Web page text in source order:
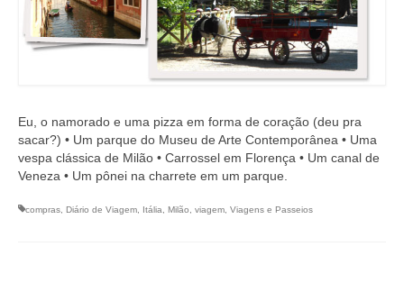
Eu, o namorado e uma pizza em forma de coração (deu pra
sacar?) • Um parque do Museu de Arte Contemporânea • Uma
vespa clássica de Milão • Carrossel em Florença • Um canal de
Veneza • Um pônei na charrete em um parque.
compras Diário de Viagem Itália Milão viagem Viagens e Passeios